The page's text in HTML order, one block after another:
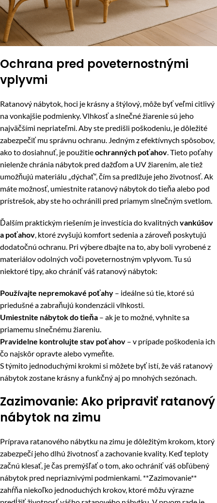
Ochrana pred poveternostnými
vplyvmi
Ratanový nábytok, hoci je krásny a štýlový, môže byť veľmi citlivý
na vonkajšie podmienky. Vlhkosť a slnečné žiarenie sú jeho
najväčšími nepriateľmi. Aby ste predišli poškodeniu, je dôležité
zabezpečiť mu správnu ochranu. Jedným z efektívnych spôsobov,
ako to dosiahnuť, je použitieochranných poťahov. Tieto poťahy
nielenže chránia nábytok pred dažďom a UV žiarením, ale tiež
umožňujú materiálu „dýchať“, čím sa predlžuje jeho životnosť. Ak
máte možnosť, umiestnite ratanový nábytok do tieňa alebo pod
prístrešok, aby ste ho ochránili pred priamym slnečným svetlom.
Ďalším praktickým riešením je investícia do kvalitných vankúšov
a poťahov, ktoré zvyšujú komfort sedenia a zároveň poskytujú
dodatočnú ochranu. Pri výbere dbajte na to, aby boli vyrobené z
materiálov odolných voči poveternostným vplyvom. Tu sú
niektoré tipy, ako chrániť váš ratanový nábytok:
Používajte nepremokavé poťahy – ideálne sú tie, ktoré sú
priedušné a zabraňujú kondenzácii vlhkosti.
Umiestnite nábytok do tieňa – ak je to možné, vyhnite sa
priamemu slnečnému žiareniu.
Pravidelne kontrolujte stav poťahov – v prípade poškodenia ich
čo najskôr opravte alebo vymeňte.
S týmito jednoduchými krokmi si môžete byť istí, že váš ratanový
nábytok zostane krásny a funkčný aj po mnohých sezónach.
Zazimovanie: Ako pripraviť ratanový
nábytok na zimu
Príprava ratanového nábytku na zimu je dôležitým krokom, ktorý
zabezpečí jeho dlhú životnosť a zachovanie kvality. Keď teploty
začnú klesať, je čas premýšľať o tom, ako ochrániť váš obľúbený
nábytok pred nepriaznivými podmienkami. **Zazimovanie**
zahŕňa niekoľko jednoduchých krokov, ktoré môžu výrazne